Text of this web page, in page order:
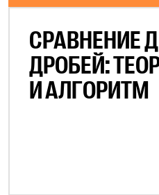
СРАВНЕНИЕ
ДРОБЕЙ:
И АЛГОРИТМ